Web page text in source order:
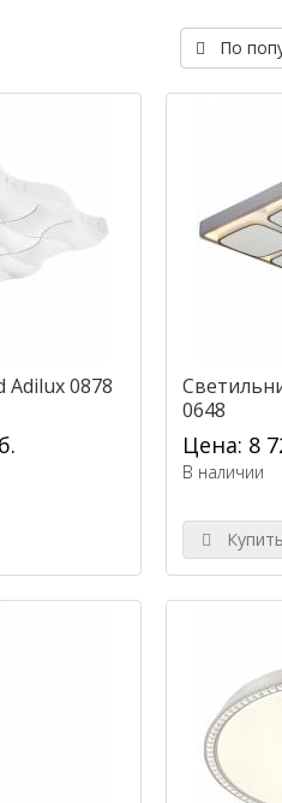
По
Adilux 0878
0648
Цена: 8
В наличии
Купить